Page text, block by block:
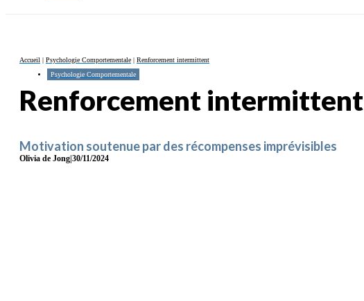
Accueil | Psychologie Comportementale | Renforcement intermittent
Psychologie Comportementale
Renforcement intermittent
Motivation soutenue par des récompenses imprévisibles
Olivia de Jong 30/11/2024